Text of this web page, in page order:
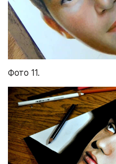
Фото 11.